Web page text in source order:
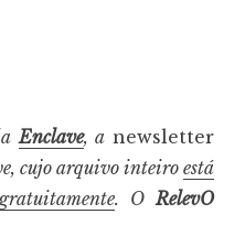
Enclave, anewsletter
cujo arquivo inteiro está
. ORelevO